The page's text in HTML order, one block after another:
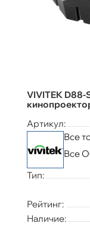
VIVITEK D88-
Артикул:
Все
Все
Тип:
Рейтинг:
Наличие: